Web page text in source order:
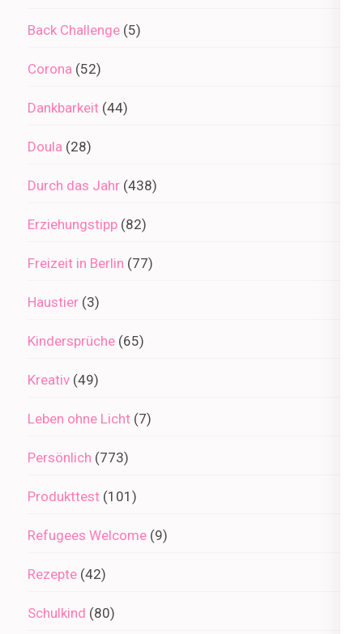
Back Challenge (5)
Corona (52)
Dankbarkeit (44)
Doula (28)
Durch das Jahr (438)
Erziehungstipp (82)
Freizeit in Berlin (77)
Haustier (3)
Kindersprüche (65)
Kreativ (49)
Leben ohne Licht (7)
Persönlich (773)
Produkttest (101)
Refugees Welcome (9)
Rezepte (42)
Schulkind (80)